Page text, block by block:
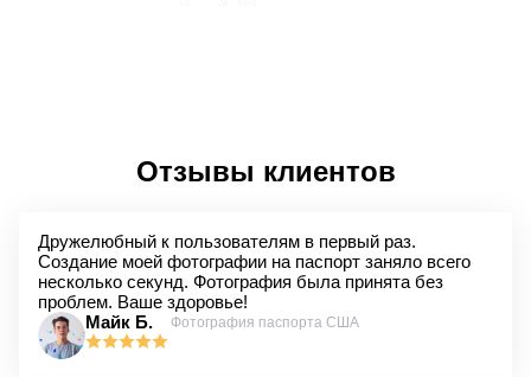
Отзывы клиентов
Дружелюбный к пользователям в первый раз.
Создание моей фотографии на паспорт заняло всего
несколько секунд. Фотография была принята без
проблем. Ваше здоровье!
Майк Б.
Фотография паспорта США